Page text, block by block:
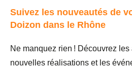
Suivez les nouveautés de
Doizon dans le Rhône
Ne manquez rien ! Découvrez
nouvelles réalisations et les